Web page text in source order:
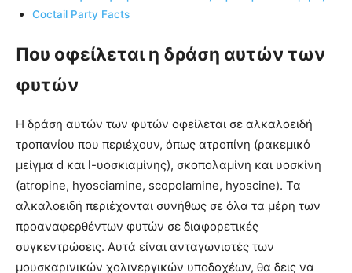
Coctail Party Facts
Που οφείλεται η δράση αυτών των
φυτών
Η δράση αυτών των φυτών οφείλεται σε αλκαλοειδή
τροπανίου που περιέχουν, όπως ατροπίνη (ρακεμικό
μείγμα d και l-υοσκιαμίνης), σκοπολαμίνη και υοσκίνη
(atropine, hyosciamine, scopolamine, hyoscine). Τα
αλκαλοειδή περιέχονται συνήθως σε όλα τα μέρη των
προαναφερθέντων φυτών σε διαφορετικές
συγκεντρώσεις. Αυτά είναι ανταγωνιστές των
μουσκαρινικών χολινεργικών υποδοχέων, θα δεις να